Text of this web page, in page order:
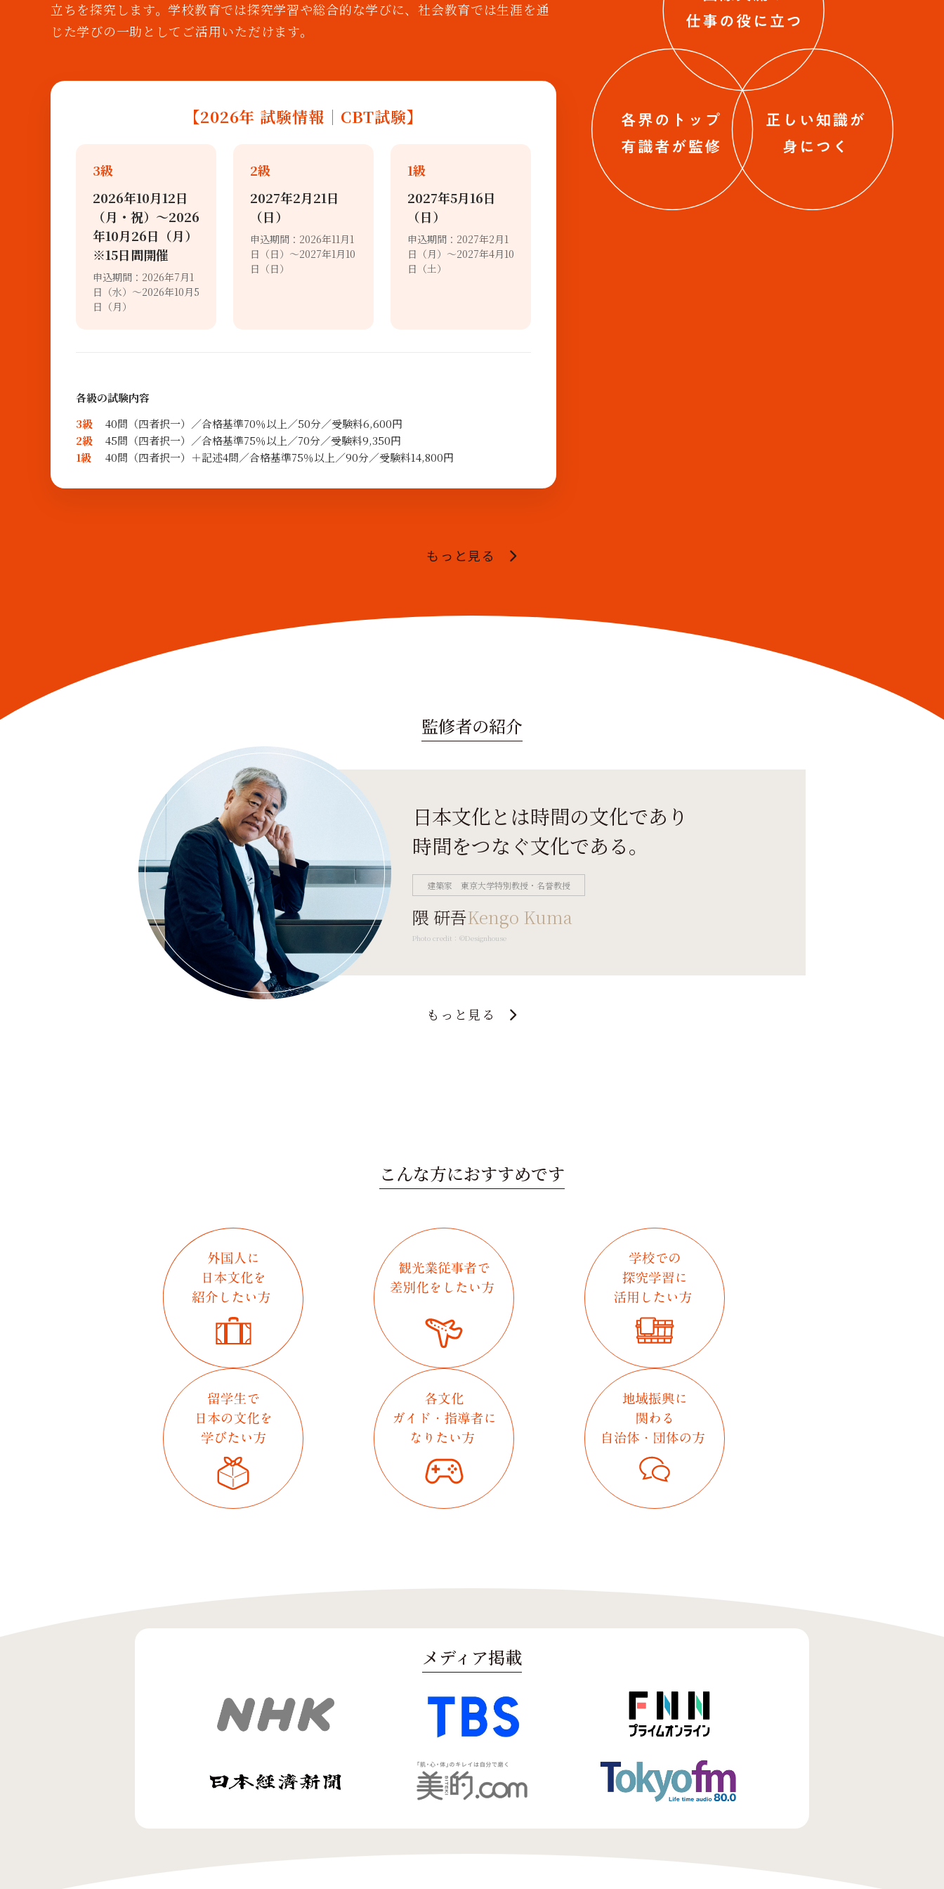
立ちを探究します。学校教育では探究学習や総合的な学びに、社会教育では生涯を通
じた学びの一助としてご活用いただけます。
【2026年 試験情報｜CBT試験】
3級
2026年10月12日
（月・祝）〜2026
年10月26日（月）
※15日間開催
申込期間：2026年7月1
日（水）～2026年10月5
日（月）
2級
2027年2月21日
（日）
申込期間：2026年11月1
日（日）～2027年1月10
日（日）
1級
2027年5月16日
（日）
申込期間：2027年2月1
日（月）～2027年4月10
日（土）
各級の試験内容
3級
40問（四者択一）／合格基準70％以上／50分／受験料6,600円
2級
45問（四者択一）／合格基準75％以上／70分／受験料9,350円
1級
40問（四者択一）＋記述4問／合格基準75％以上／90分／受験料14,800円
もっと見る
監修者の紹介
日本文化とは時間の文化であり
時間をつなぐ文化である。
建築家 東京大学特別教授・名誉教授
隈 研吾Kengo Kuma
Photo credit：©Designhouse
もっと見る
こんな方におすすめです
メディア掲載